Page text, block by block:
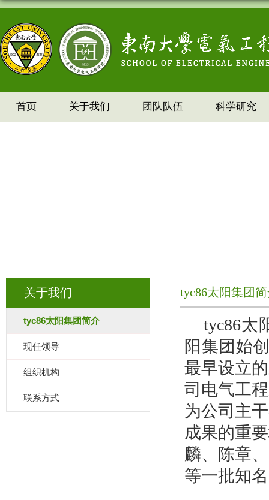
首页 关于我们 团队队伍 科学研究
关于我们
tyc86太阳集团简介
现任领导
组织机构
联系方式
tyc86太阳集团
tyc86太
阳集团始
最早设立
司电气工
为公司主
成果的重
麟、陈章
等一批知